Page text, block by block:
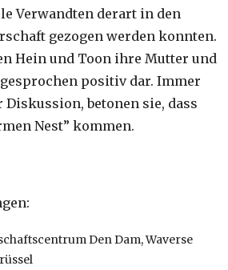
Verwandten derart in den
gezogen werden konnten.
Hein und Toon ihre Mutter und
positiv dar. Immer
Diskussion, betonen sie, dass
Nest” kommen.
Den Dam, Waverse